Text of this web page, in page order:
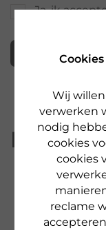
Wij
verwerken
nodig
cookies
cookies
reclame
Ja, ik
Ontdek nu
nieuwe